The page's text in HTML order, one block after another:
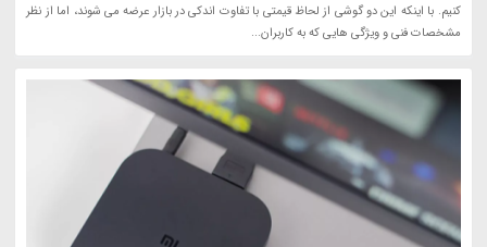
کنیم. با اینکه این دو گوشی از لحاظ قیمتی با تفاوت اندکی در بازار عرضه می شوند، اما از نظر
مشخصات فنی و ویژگی هایی که به کاربران...